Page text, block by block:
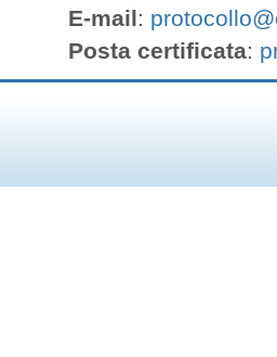
E-mail:
Posta certificata: